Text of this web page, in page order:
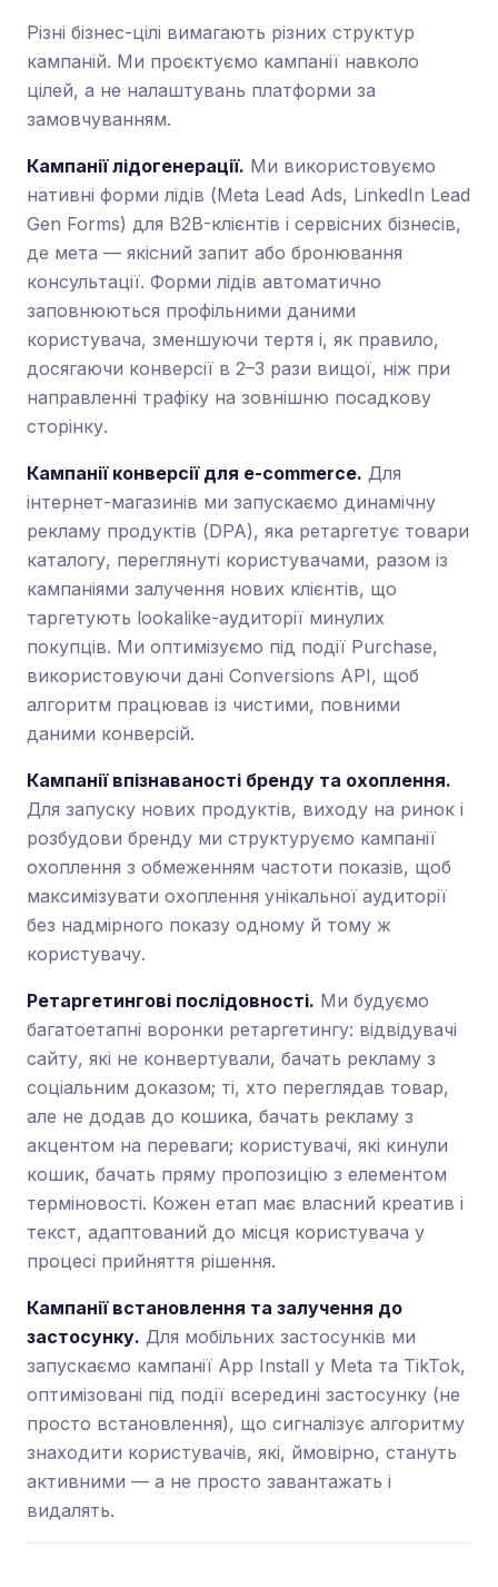
Різні бізнес-цілі вимагають різних структур
кампаній. Ми проєктуємо кампанії навколо
цілей, а не налаштувань платформи за
замовчуванням.
Кампанії лідогенерації. Ми використовуємо
нативні форми лідів (Meta Lead Ads, LinkedIn Lead
Gen Forms) для B2B-клієнтів і сервісних бізнесів,
де мета — якісний запит або бронювання
консультації. Форми лідів автоматично
заповнюються профільними даними
користувача, зменшуючи тертя і, як правило,
досягаючи конверсії в 2–3 рази вищої, ніж при
направленні трафіку на зовнішню посадкову
сторінку.
Кампанії конверсії для e-commerce. Для
інтернет-магазинів ми запускаємо динамічну
рекламу продуктів (DPA), яка ретаргетує товари
каталогу, переглянуті користувачами, разом із
кампаніями залучення нових клієнтів, що
таргетують lookalike-аудиторії минулих
покупців. Ми оптимізуємо під події Purchase,
використовуючи дані Conversions API, щоб
алгоритм працював із чистими, повними
даними конверсій.
Кампанії впізнаваності бренду та охоплення.
Для запуску нових продуктів, виходу на ринок і
розбудови бренду ми структуруємо кампанії
охоплення з обмеженням частоти показів, щоб
максимізувати охоплення унікальної аудиторії
без надмірного показу одному й тому ж
користувачу.
Ретаргетингові послідовності. Ми будуємо
багатоетапні воронки ретаргетингу: відвідувачі
сайту, які не конвертували, бачать рекламу з
соціальним доказом; ті, хто переглядав товар,
але не додав до кошика, бачать рекламу з
акцентом на переваги; користувачі, які кинули
кошик, бачать пряму пропозицію з елементом
терміновості. Кожен етап має власний креатив і
текст, адаптований до місця користувача у
процесі прийняття рішення.
Кампанії встановлення та залучення до
застосунку. Для мобільних застосунків ми
запускаємо кампанії App Install у Meta та TikTok,
оптимізовані під події всередині застосунку (не
просто встановлення), що сигналізує алгоритму
знаходити користувачів, які, ймовірно, стануть
активними — а не просто завантажать і
видалять.